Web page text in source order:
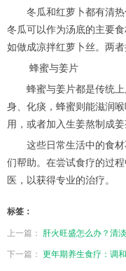
冬瓜和红萝卜都有清热
冬瓜可以作为汤底的主要
如做成凉拌红萝卜丝。两
蜂蜜与姜片
蜂蜜与姜片都是传统上
身、化痰，蜂蜜则能滋润
用，或者加入生姜熬制成姜
这些日常生活中的食材
们帮助。在尝试食疗的过
医，以获得专业的治疗。
标签：
上一篇： 肝火旺盛怎么办？清
下一篇： 更年期养生食疗：调